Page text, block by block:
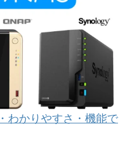
わかりやすさ・機能で